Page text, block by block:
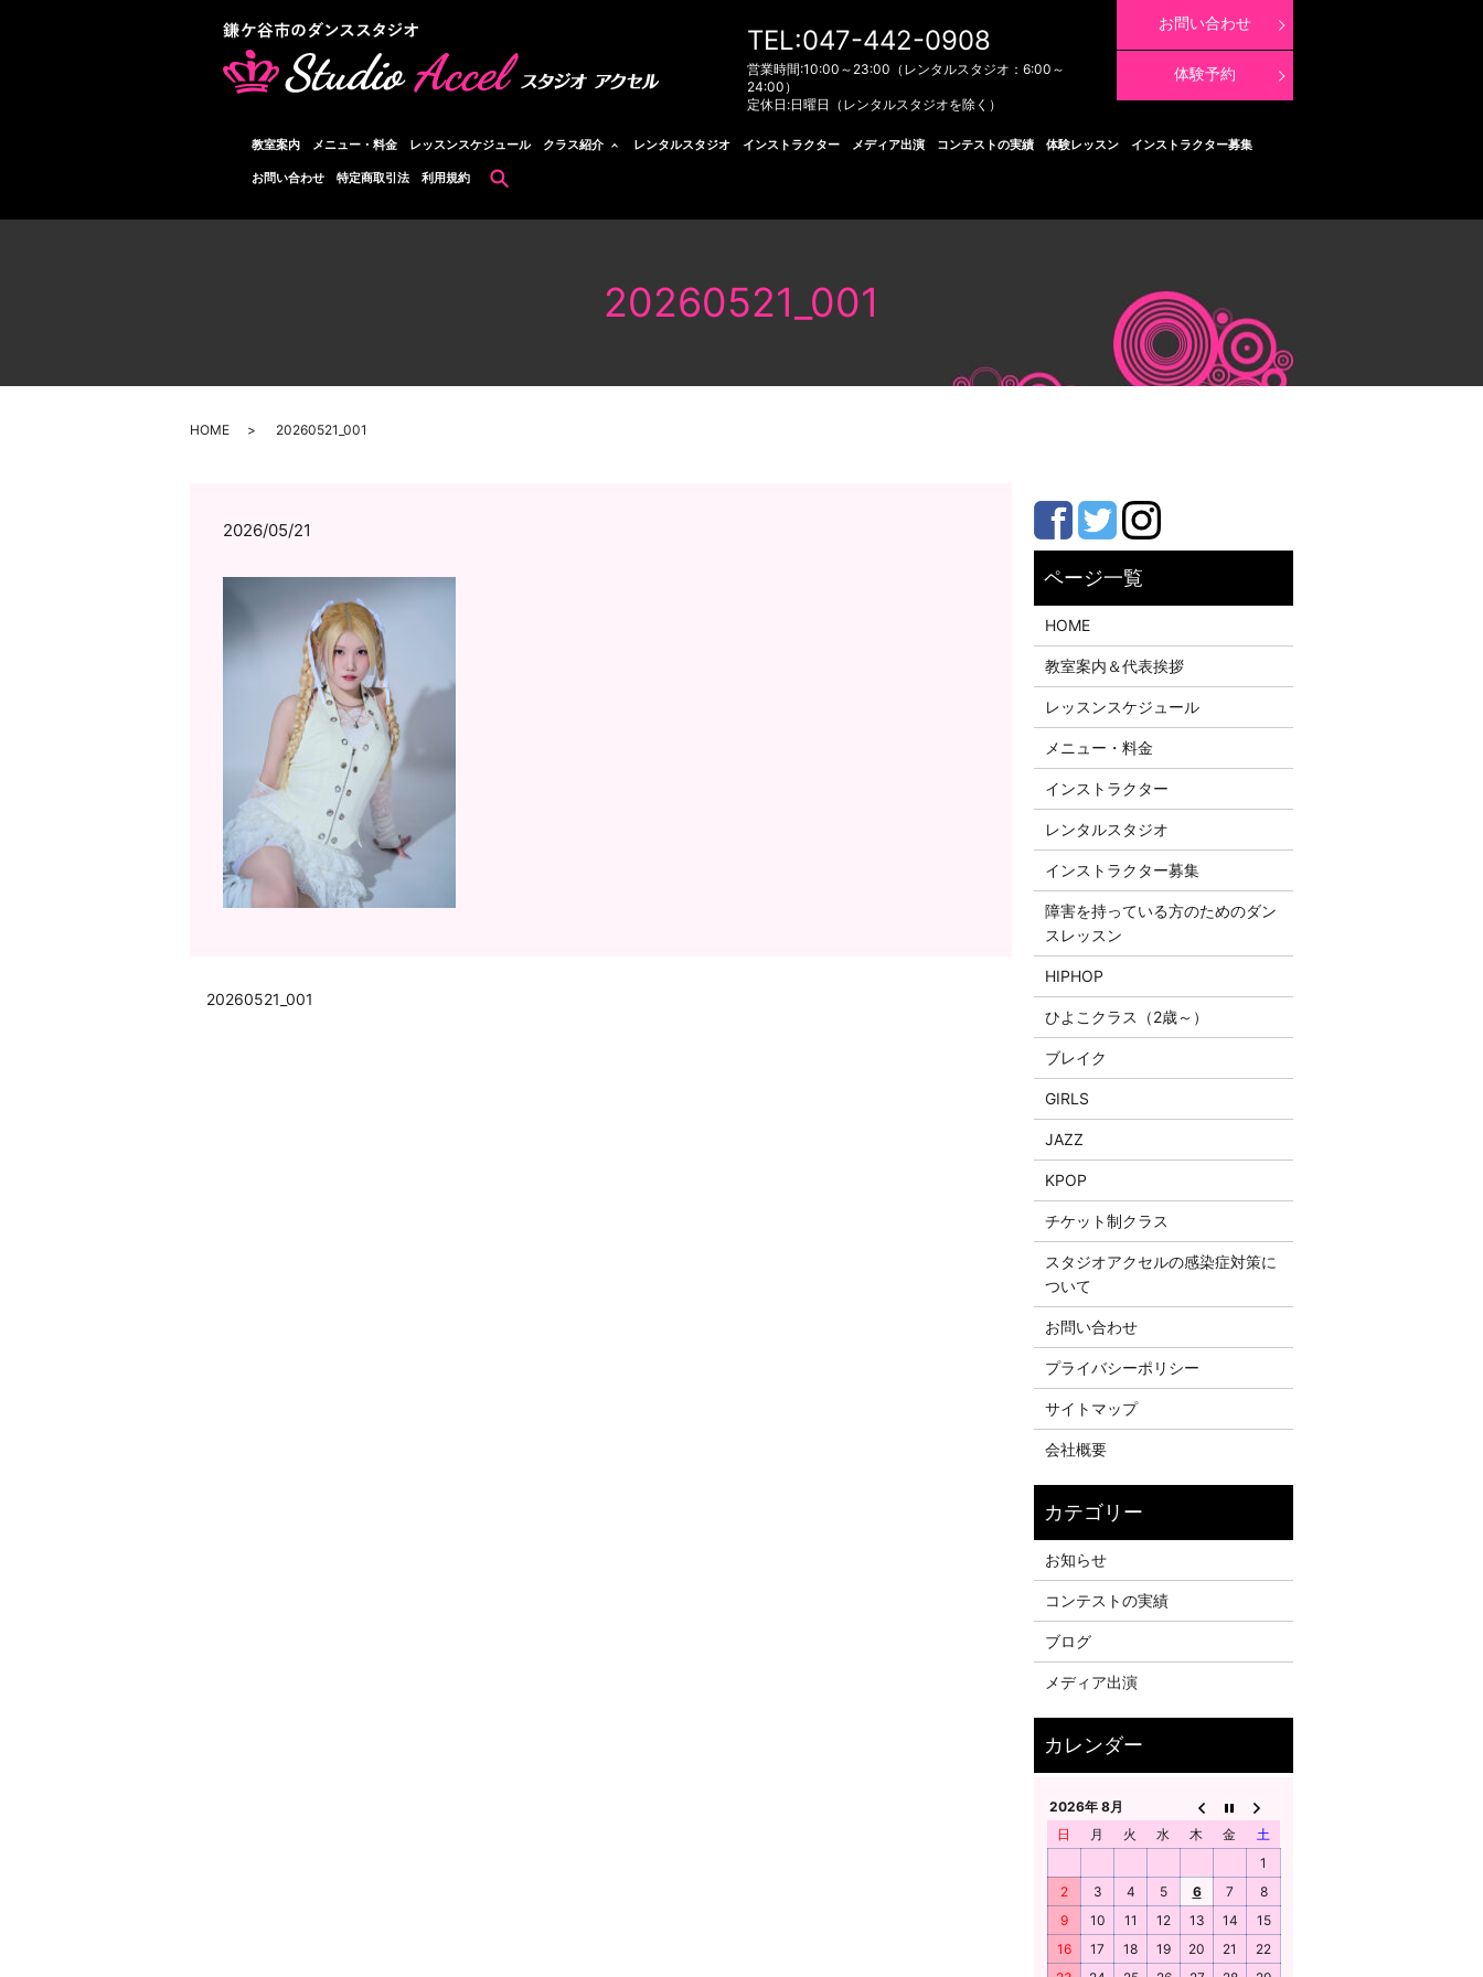
教室案内 メニュー・料金 レッスンスケジュール クラス紹介 レンタルスタジオ インストラクター メディア出演 コンテストの実績 体験レッスン インストラクター募集
お問い合わせ 特定商取引法 利用規約
TEL:047-442-0908
営業時間:10:00～23:00（レンタルスタジオ：6:00～
24:00）
定休日:日曜日（レンタルスタジオを除く）
お問い合わせ
体験予約
20260521_001
HOME 20260521_001
2026/05/21
20260521_001
HOME
教室案内＆代表挨拶
レッスンスケジュール
メニュー・料金
インストラクター
レンタルスタジオ
インストラクター募集
障害を持っている方のためのダン
スレッスン
HIPHOP
ひよこクラス（2歳～）
ブレイク
GIRLS
JAZZ
KPOP
チケット制クラス
スタジオアクセルの感染症対策に
ついて
お問い合わせ
プライバシーポリシー
サイトマップ
会社概要
お知らせ
コンテストの実績
ブログ
メディア出演
2026年 8月
日
月 火 水 木 金
土
1
2
3 4 5 6 7
8
9
10 11 12 13 14
15
16
17 18 19 20 21
22